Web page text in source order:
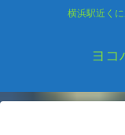
横浜駅近く
ヨコ